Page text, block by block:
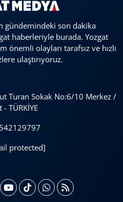
gündemindeki son dakika
haberleriyle burada. Yozgat
olayları tarafsız ve hızlı
ulaştırıyoruz.
Turan Sokak No:6/10 Merkez /
- TÜRKİYE
protected]